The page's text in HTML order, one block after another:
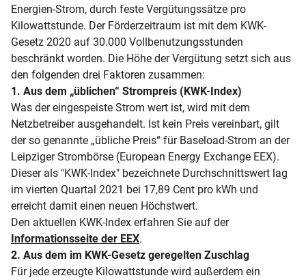
Energien-Strom, durch feste Vergütungssätze pro
Kilowattstunde. Der Förderzeitraum ist mit dem KWK-
Gesetz 2020 auf 30.000 Vollbenutzungsstunden
beschränkt worden. Die Höhe der Vergütung setzt sich aus
den folgenden drei Faktoren zusammen:
1. Aus dem „üblichen“ Strompreis (KWK-Index)
Was der eingespeiste Strom wert ist, wird mit dem
Netzbetreiber ausgehandelt. Ist kein Preis vereinbart, gilt
der so genannte „übliche Preis“ für Baseload-Strom an der
Leipziger Strombörse (European Energy Exchange EEX).
Dieser als "KWK-Index" bezeichnete Durchschnittswert lag
im vierten Quartal 2021 bei 17,89 Cent pro kWh und
erreicht damit einen neuen Höchstwert.
Den aktuellen KWK-Index erfahren Sie auf der
Informationsseite der EEX.
2. Aus dem im KWK-Gesetz geregelten Zuschlag
Für jede erzeugte Kilowattstunde wird außerdem ein